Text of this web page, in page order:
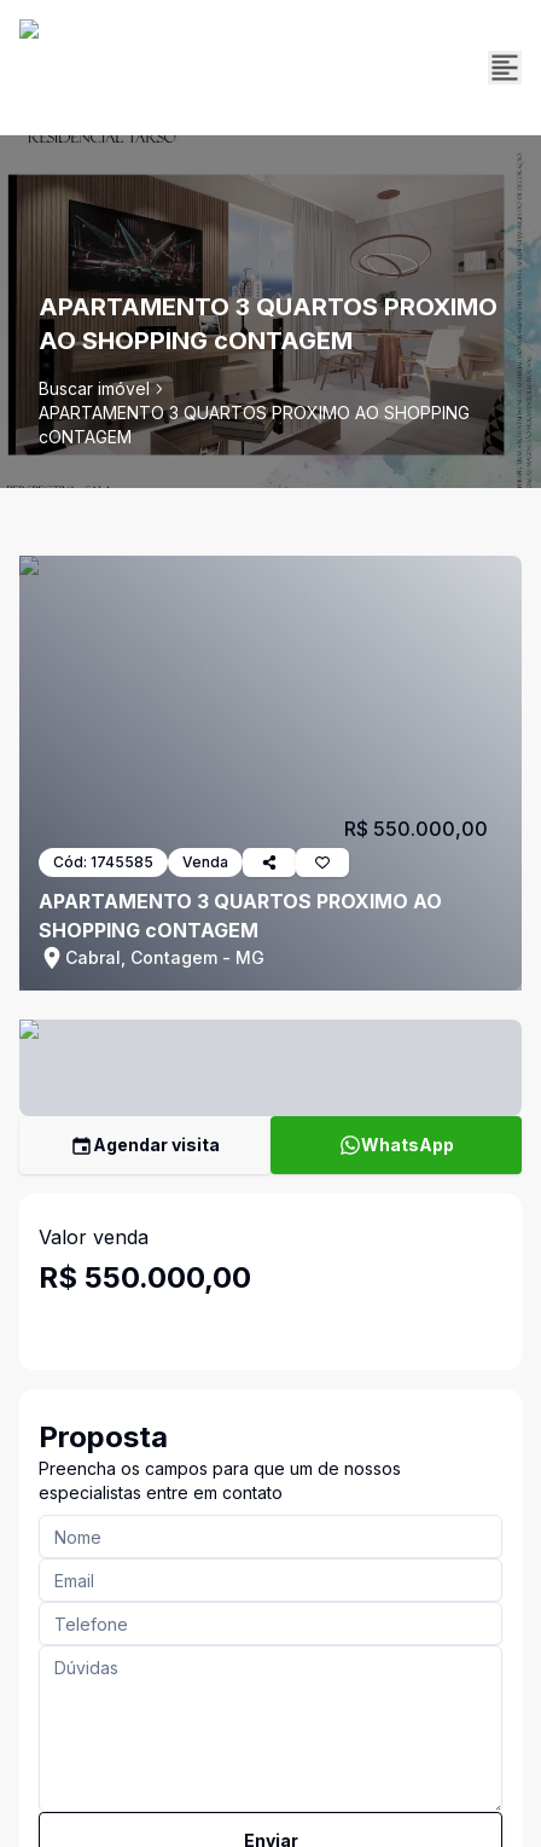
APARTAMENTO 3 QUARTOS PROXIMO
AO SHOPPING cONTAGEM
Buscar imóvel
APARTAMENTO 3 QUARTOS PROXIMO AO SHOPPING
cONTAGEM
Cód: 1745585 Venda
APARTAMENTO 3 QUARTOS PROXIMO AO
SHOPPING cONTAGEM
Cabral, Contagem - MG
R$ 550.000,00
Agendar visita WhatsApp
Valor venda
R$ 550.000,00
Proposta
Preencha os campos para que um de nossos
especialistas entre em contato
Enviar